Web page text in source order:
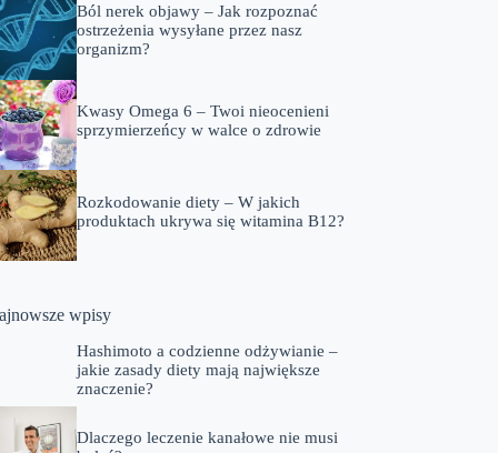
Ból nerek objawy – Jak rozpoznać
ostrzeżenia wysyłane przez nasz
organizm?
Kwasy Omega 6 – Twoi nieocenieni
sprzymierzeńcy w walce o zdrowie
Rozkodowanie diety – W jakich
produktach ukrywa się witamina B12?
wpisy
Hashimoto a codzienne odżywianie –
jakie zasady diety mają największe
znaczenie?
Dlaczego leczenie kanałowe nie musi